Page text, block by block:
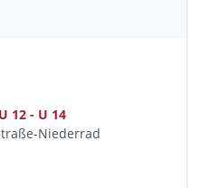
12 - U 14
Niederrad